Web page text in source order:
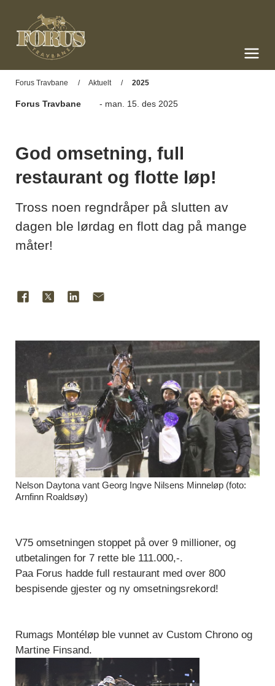
Forus Travbane Aktuelt 2025
Forus Travbane - man. 15. des 2025
God omsetning, full
restaurant og flotte løp!
Tross noen regndråper på slutten av
dagen ble lørdag en flott dag på mange
måter!
Nelson Daytona vant Georg Ingve Nilsens Minneløp (foto:
Arnfinn Roaldsøy)
V75 omsetningen stoppet på over 9 millioner, og
utbetalingen for 7 rette ble 111.000,-.
Paa Forus hadde full restaurant med over 800
bespisende gjester og ny omsetningsrekord!
Rumags Montéløp ble vunnet av Custom Chrono og
Martine Finsand.